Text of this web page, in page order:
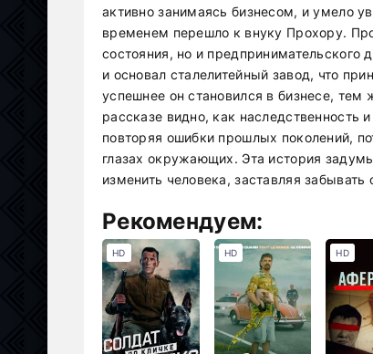
активно занимаясь бизнесом, и умело
временем перешло к внуку Прохору.
состояния, но и
и основал сталелитейный завод, что
успешнее он становился в бизнесе, тем
рассказе видно, как
повторяя ошибки прошлых поколений,
глазах окружающих. Эта история
изменить человека, заставляя
Рекомендуем:
HD HD HD